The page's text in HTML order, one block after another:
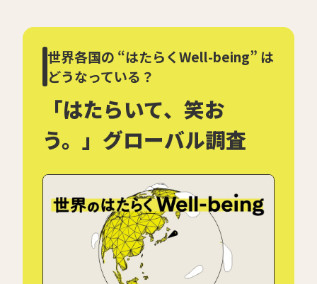
世界各国の “はたらくWell-being” は
どうなっている？
「はたらいて、笑お
う。」グローバル調査